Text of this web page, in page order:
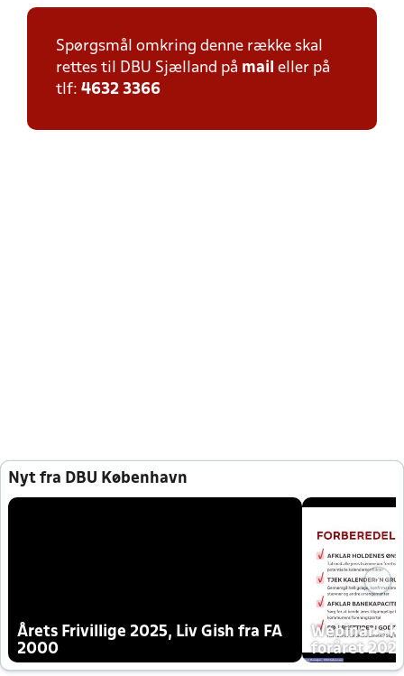
Spørgsmål omkring denne række skal
rettes til DBU Sjælland på mail eller på
tlf: 4632 3366
Nyt fra DBU København
Årets Frivillige 2025, Liv Gish fra FA
2000
Webinar -
foråret